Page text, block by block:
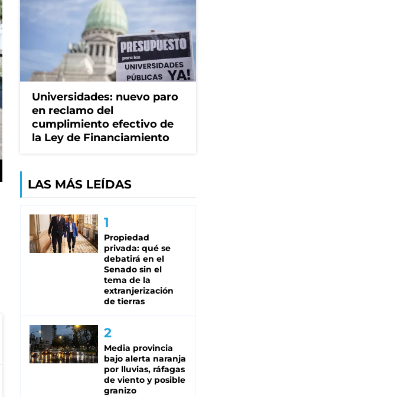
Universidades: nuevo paro
en reclamo del
cumplimiento efectivo de
la Ley de Financiamiento
LAS MÁS LEÍDAS
Propiedad
privada: qué se
debatirá en el
Senado sin el
tema de la
extranjerización
de tierras
Media provincia
bajo alerta naranja
por lluvias, ráfagas
de viento y posible
granizo